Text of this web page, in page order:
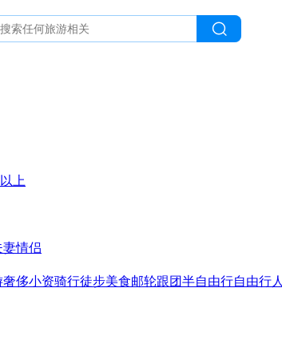
上
妻情侣
奢侈小资骑行徒步美食邮轮跟团半自由行自由行